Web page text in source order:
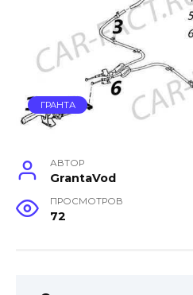
ГРАНТА
АВТОР
GrantaVod
ПРОСМОТРОВ
72